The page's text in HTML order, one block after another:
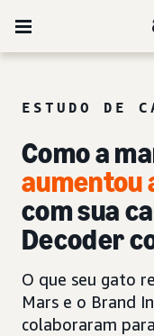
ESTUDO DE
Como a
aumentou
com sua
Decoder
O que seu gato
Mars e o Brand
colaboraram